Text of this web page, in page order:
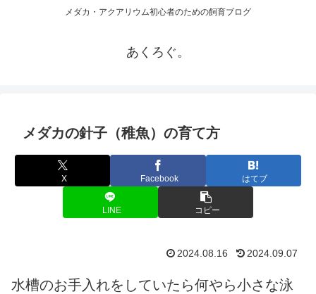
メダカ・アクアリウム初心者のための飼育ブログ
あくろぐ。
メダカの針子（稚魚）の育て方
X Facebook はてブ
LINE コピー
2024.08.16 2024.09.07
水槽のお手入れをしていたら何やら小さな泳